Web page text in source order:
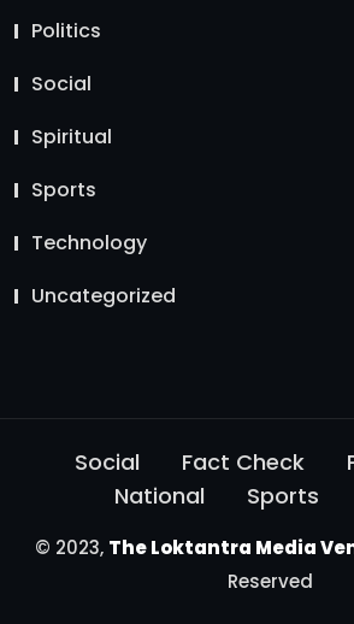
Politics
Social
Spiritual
Sports
Technology
Uncategorized
Social Fact Check
National
Sports
© 2023, The Loktantra Media
Reserved